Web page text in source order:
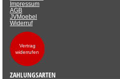
Impressum
AGB
JVMoebel
Widerruf
Vertrag
widerrufen
ZAHLUNGSARTEN